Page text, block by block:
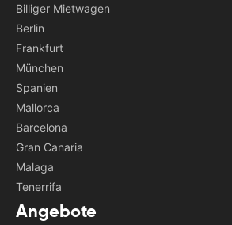
Billiger Mietwagen
Berlin
Frankfurt
München
Spanien
Mallorca
Barcelona
Gran Canaria
Malaga
Tenerrifa
Angebote